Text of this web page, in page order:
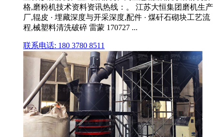
格,磨粉机技术资料资讯热线：。 江苏大恒集团磨机生产
厂,辊皮 · 埋藏深度与开采深度,配件 · 煤矸石砌块工艺流
程,械塑料清洗破碎 雷蒙 170727 ...
联系电话: 180 3780 8511